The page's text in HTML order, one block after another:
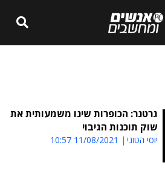
גרטנר: הכופרות שינו משמעותית את
שוק תוכנות הגיבוי
יוסי הטוני 11/08/2021 10:57